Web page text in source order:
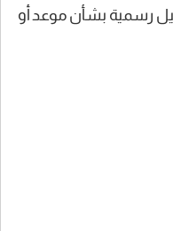
رسمية بشأن موعد أو